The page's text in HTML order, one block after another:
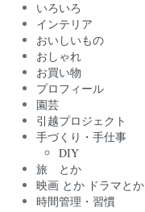
いろいろ
インテリア
おいしいもの
おしゃれ
お買い物
プロフィール
園芸
引越プロジェクト
手づくり・手仕事
DIY
旅 とか
映画 とか ドラマとか
時間管理・習慣